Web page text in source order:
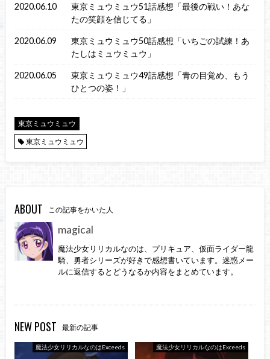
2020.06.10
東京ミュウミュウ51話感想「最後の戦い！あな
たの笑顔を信じてる」
2020.06.09
東京ミュウミュウ50話感想「いちごの試練！あ
たしはミュウミュウ」
2020.06.05
東京ミュウミュウ49話感想「青の目覚め、もう
ひとつの姿！」
東京ミュウミュウ
東京ミュウミュウ
ABOUT この記事をかいた人
magical
魔法少女リリカルなのは、プリキュア、仮面ライダー龍
騎、勇者シリーズが好きで感想書いています。迷惑メー
ルに返信するとどうなるか内容をまとめています。
NEW POST 最新の記事
魔法少女リリカルなのはExceeds 魔法少女リリカルなのはExceeds